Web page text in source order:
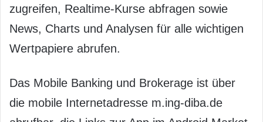
zugreifen, Realtime-Kurse abfragen sowie
News, Charts und Analysen für alle wichtigen
Wertpapiere abrufen.
Das Mobile Banking und Brokerage ist über
die mobile Internetadresse m.ing-diba.de